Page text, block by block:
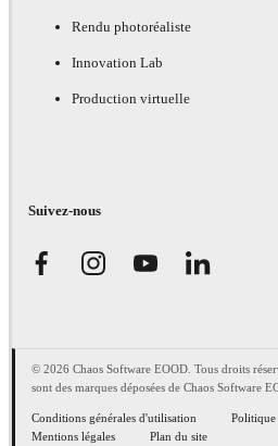
Rendu photoréaliste
Innovation Lab
Production virtuelle
Suivez-nous
© 2026 Chaos Software EOOD. Tous droits
sont des marques déposées de Chaos Software
Conditions générales d'utilisation
Mentions légales
Plan du site